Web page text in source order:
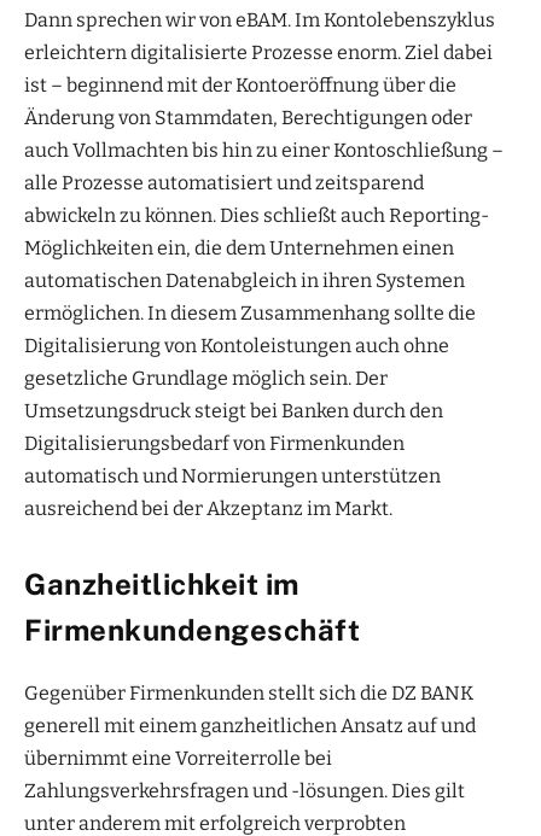
Dann sprechen wir von eBAM. Im Kontolebenszyklus
erleichtern digitalisierte Prozesse enorm. Ziel dabei
ist – beginnend mit der Kontoeröffnung über die
Änderung von Stammdaten, Berechtigungen oder
auch Vollmachten bis hin zu einer Kontoschließung –
alle Prozesse automatisiert und zeitsparend
abwickeln zu können. Dies schließt auch Reporting-
Möglichkeiten ein, die dem Unternehmen einen
automatischen Datenabgleich in ihren Systemen
ermöglichen. In diesem Zusammenhang sollte die
Digitalisierung von Kontoleistungen auch ohne
gesetzliche Grundlage möglich sein. Der
Umsetzungsdruck steigt bei Banken durch den
Digitalisierungsbedarf von Firmenkunden
automatisch und Normierungen unterstützen
ausreichend bei der Akzeptanz im Markt.
Ganzheitlichkeit im
Firmenkundengeschäft
Gegenüber Firmenkunden stellt sich die DZ BANK
generell mit einem ganzheitlichen Ansatz auf und
übernimmt eine Vorreiterrolle bei
Zahlungsverkehrsfragen und -lösungen. Dies gilt
unter anderem mit erfolgreich verprobten